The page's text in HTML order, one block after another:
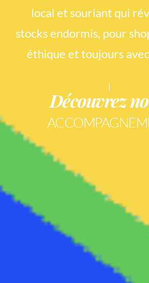
local et souriant qui
stocks endormis, pour
éthique et toujours
Découvrez